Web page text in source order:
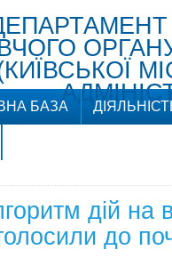
БАЗА
дій на
до